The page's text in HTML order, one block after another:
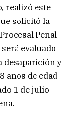
realizó este
solicitó la
Penal
evaluado
desaparición y
años de edad
1 de julio